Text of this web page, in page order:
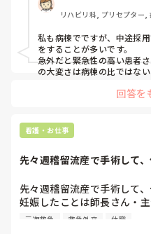
リハビリ科, プリセプター
私も病棟でですが、中途採
をすることが多いです。
急外だと緊急性の高い患者
の大変さは病棟の比ではな
私は、新人への指導と同様
回答を
看護・お仕事
先々週稽留流産で手術して
先々週稽留流産で手術して
妊娠したことは師長さん・
リーダー層の先輩達に1人ず
三次救急 救急外来 休職